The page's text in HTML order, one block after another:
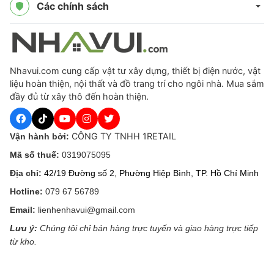
Các chính sách
Nhavui.com cung cấp vật tư xây dựng, thiết bị điện nước, vật
liệu hoàn thiện, nội thất và đồ trang trí cho ngôi nhà. Mua sắm
đầy đủ từ xây thô đến hoàn thiện.
Vận hành bởi: CÔNG TY TNHH 1RETAIL
Mã số thuế: 0319075095
Địa chỉ: 42/19 Đường số 2, Phường Hiệp Bình, TP. Hồ Chí Minh
Hotline: 079 67 56789
Email: lienhenhavui@gmail.com
Lưu ý: Chúng tôi chỉ bán hàng trực tuyến và giao hàng trực tiếp
từ kho.